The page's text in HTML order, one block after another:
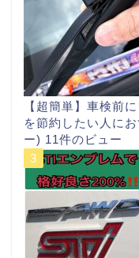
【超簡単】車検前
を節約したい人に
ー) 11件のビュー